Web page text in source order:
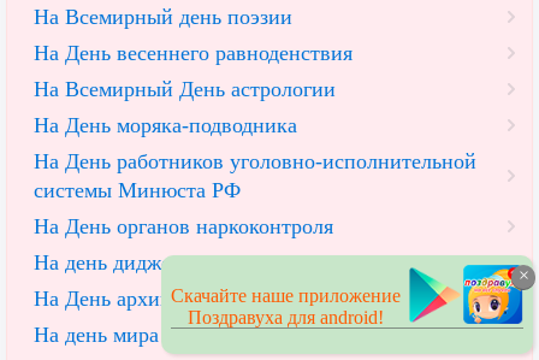
На Всемирный день поэзии
На День весеннего равноденствия
На Всемирный День астрологии
На День моряка-подводника
На День работников уголовно-исполнительной
системы Минюста РФ
На День органов наркоконтроля
На день диджея
На День архивов
На день мира для писателя
×
Скачайте наше приложение
Поздравуха для android!